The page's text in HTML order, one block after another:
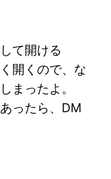
て開ける
開くので、な
まったよ。
ったら、DM